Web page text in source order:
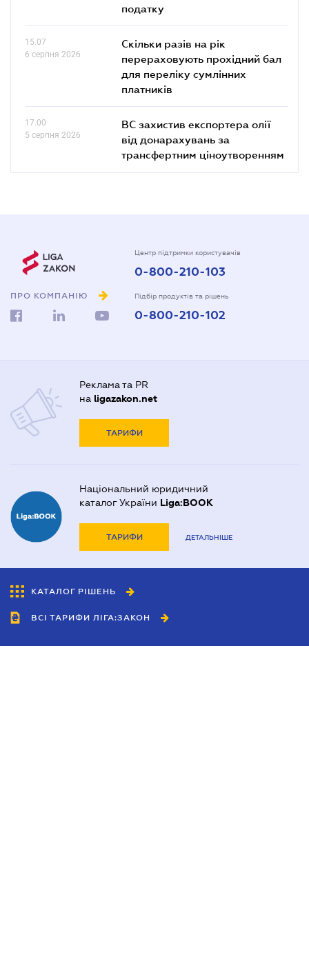
податку
15.07
6 серпня 2026
Скільки разів на рік
перераховують прохідний бал
для переліку сумлінних
платників
17.00
5 серпня 2026
ВС захистив експортера олії
від донарахувань за
трансфертним ціноутворенням
ПРО КОМПАНІЮ
Центр підтримки користувачів
0-800-210-103
Підбір продуктів та рішень
0-800-210-102
Реклама та PR
на ligazakon.net
ТАРИФИ
Національний юридичний
каталог України Liga:BOOK
ТАРИФИ ДЕТАЛЬНІШЕ
КАТАЛОГ РІШЕНЬ
ВСІ ТАРИФИ ЛІГА:ЗАКОН